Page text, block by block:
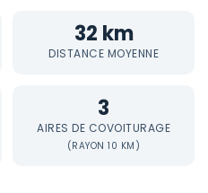
32 km
DISTANCE MOYENNE
3
AIRES DE COVOITURAGE
(RAYON 10 KM)